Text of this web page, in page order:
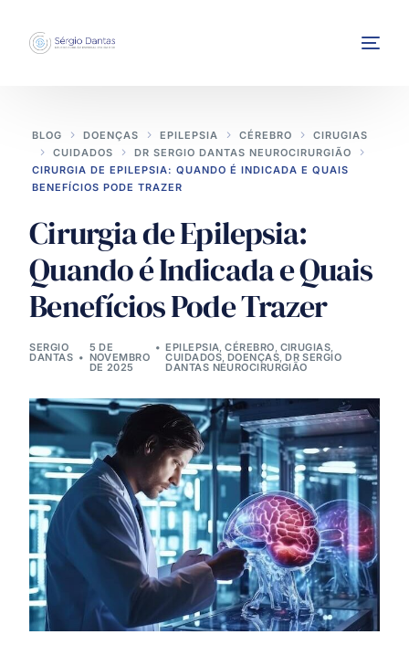
BLOG DOENÇAS EPILEPSIA CÉREBRO
CIRUGIAS
CUIDADOS
DR SERGIO DANTAS NEUROCIRURGIÃO
CIRURGIA DE EPILEPSIA: QUANDO É INDICADA E QUAIS
BENEFÍCIOS PODE TRAZER
Cirurgia de Epilepsia:
Quando é Indicada e Quais
Benefícios Pode Trazer
SERGIO
DANTAS
5 DE
NOVEMBRO
DE 2025
EPILEPSIA,CÉREBRO, CIRUGIAS,
CUIDADOS,DOENÇAS,DR SERGIO
DANTAS NEUROCIRURGIÃO
INTERVENÇÕES